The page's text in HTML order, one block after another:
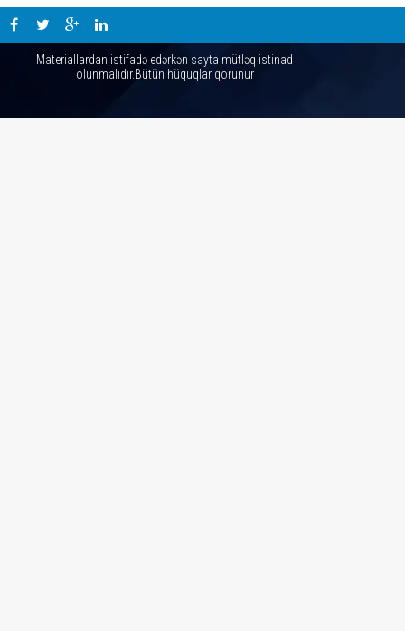
Materiallardan istifadə edərkən sayta mütləq istinad
olunmalıdır.Bütün hüquqlar qorunur